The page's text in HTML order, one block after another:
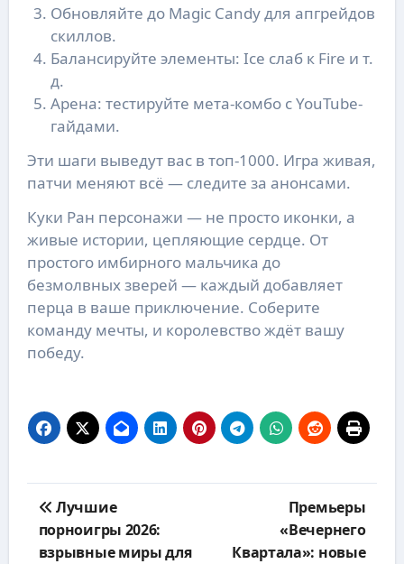
Обновляйте до Magic Candy для апгрейдов
скиллов.
Балансируйте элементы: Ice слаб к Fire и т.
д.
Арена: тестируйте мета-комбо с YouTube-
гайдами.
Эти шаги выведут вас в топ-1000. Игра живая,
патчи меняют всё — следите за анонсами.
Куки Ран персонажи — не просто иконки, а
живые истории, цепляющие сердце. От
простого имбирного мальчика до
безмолвных зверей — каждый добавляет
перца в ваше приключение. Соберите
команду мечты, и королевство ждёт вашу
победу.
по
записям
Лучшие
порноигры 2026:
взрывные миры для
Премьеры
«Вечернего
Квартала»: новые